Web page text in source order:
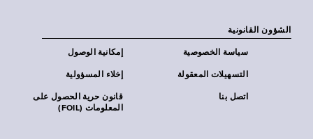
الشؤون القانونية
إمكانية الوصول سياسة الخصوصية
إخلاء المسؤولية التسهيلات المعقولة
قانون حرية الحصول على
المعلومات (FOIL)
اتصل بنا